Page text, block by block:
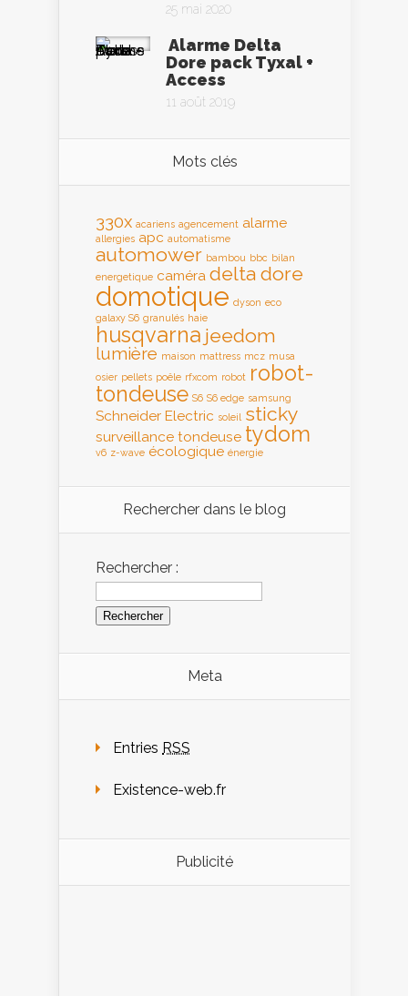
25 mai 2020
Alarme Delta
Dore pack Tyxal +
Access
11 août 2019
Mots clés
330x acariens agencement alarme
allergies apc automatisme
automower bambou bbc bilan
energetique caméra delta dore
domotique dyson eco
galaxy S6 granulés haie
husqvarna jeedom
lumière maison mattress mcz musa
osier pellets poêle rfxcom robot robot-
tondeuse S6 S6 edge samsung
Schneider Electric soleil sticky
surveillance tondeuse tydom
v6 z-wave écologique énergie
Rechercher dans le blog
Rechercher :
Meta
Entries RSS
Existence-web.fr
Publicité